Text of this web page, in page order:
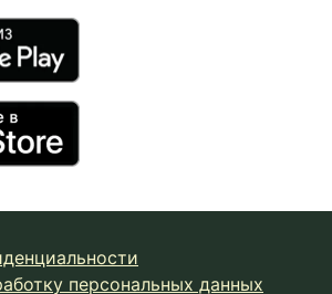
персональных данных